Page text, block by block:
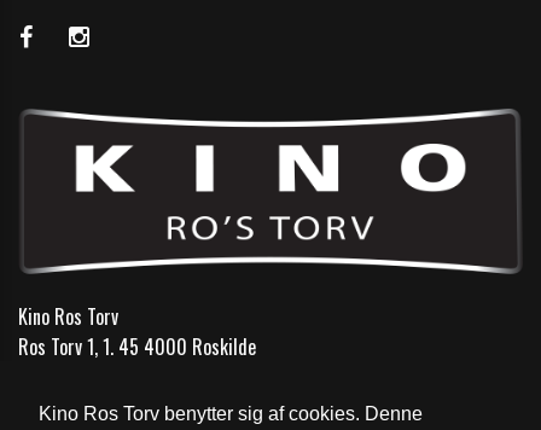
Kino Ros Torv benytter sig af cookies. Denne
Kino Ros Torv
Ros Torv 1, 1. 45 4000 Roskilde
Telefon: 46 35 16 66